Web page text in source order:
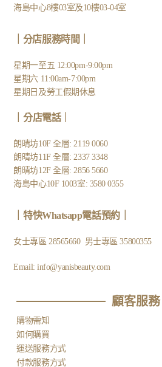
海島中心8樓03室及10樓03-04室
｜分店服務時間｜
星期一至五 12:00pm-9:00pm
星期六 11:00am-7:00pm
星期日及勞工假期休息
分店電話｜
朗晴坊10F 全層: 2119 0060
朗晴坊11F 全層: 2337 3348
朗晴坊12F 全層: 2856 5660
海島中心10F 1003室: 3580 0355
特快Whatsapp電話預約｜
女士專區28565660 男士專區35800355
Email:info@yanisbeauty.com
顧客服務​
購物需知
如何購買
運送服務方式
付款服務方式